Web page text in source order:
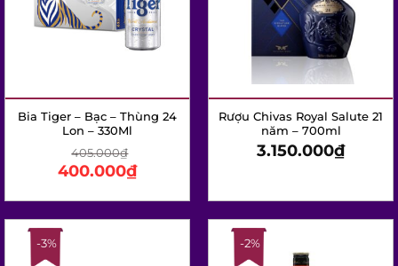
Lon – 330Ml
405.000₫
400.000 ₫
21 năm – 700ml
3.150.000₫
-3% -2%